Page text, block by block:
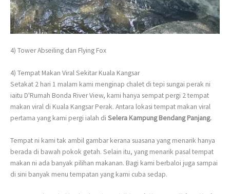
4) Tower Abseiling dan Flying Fox
4) Tempat Makan Viral Sekitar Kuala Kangsar
Setakat 2 hari 1 malam kami menginap chalet di tepi sungai perak ni
iaitu D'Rumah Bonda River View, kami hanya sempat pergi 2 tempat
makan viral di Kuala Kangsar Perak. Antara lokasi tempat makan viral
pertama yang kami pergi ialah di Selera Kampung Bendang Panjang.
Tempat ni kami tak ambil gambar kerana suasana yang menarik hanya
berada di bawah pokok getah. Selain itu, yang menarik pasal tempat
makan ni ada banyak pilihan makanan. Bagi kami berbaloi juga sampai
di sini banyak menu tempatan yang kami cuba sedap.